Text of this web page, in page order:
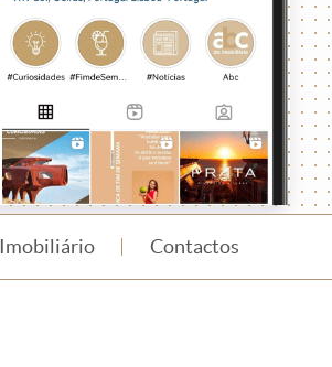
Contactos